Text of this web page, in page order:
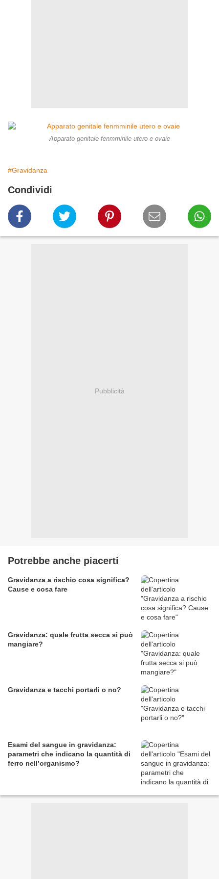
Apparato genitale fenmminile utero e ovaie
#Gravidanza
Condividi
Pubblicità
Potrebbe anche piacerti
Gravidanza a rischio cosa significa?
Cause e cosa fare
Gravidanza: quale frutta secca si può
mangiare?
Gravidanza e tacchi portarli o no?
Esami del sangue in gravidanza:
parametri che indicano la quantità di
ferro nell’organismo?